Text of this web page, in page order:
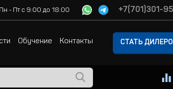
Пн - Пт с 9:00 до 18:00 +7(701)301-
Обучение Контакты СТАТЬ